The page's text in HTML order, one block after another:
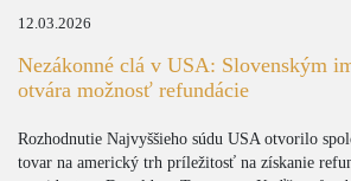
12.03.2026
Nezákonné clá v USA: Slovenským
otvára možnosť refundácie
Rozhodnutie Najvyššieho súdu USA otvorilo
tovar na americký trh príležitosť na získanie